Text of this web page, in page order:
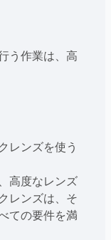
う作業は、高
レンズを使う
高度なレンズ
レンズは、そ
ての要件を満